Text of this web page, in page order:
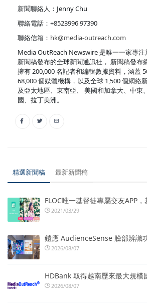
新聞聯絡人：Jenny Chu
聯絡電話：+8523996 97390
聯絡信箱： hk@media-outreach.com
Media OutReach Newswire 是唯一一家專
新聞稿發布的全球新聞通訊社， 新聞稿發布
擁有 200,000 名記者和編輯數據資料，涵蓋
68,000 個媒體機構，以及全球 1,500 個網絡
及亞太地區、東南亞、 美國和加拿大、中東
國、拉丁美洲。
精選新聞稿 最新新聞稿
FLOC唯一基督徒專屬交友APP
2021/03/29
鎧應 AudienceSense 臉部辨識
2026/08/07
HDBank 取得越南歷來最大規模
2026/08/07